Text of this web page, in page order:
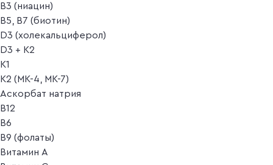
B3 (ниацин)
B5, B7 (биотин)
D3 (холекальциферол)
D3 + K2
K1
K2 (MK-4, MK-7)
Аскорбат натрия
В12
В6
В9 (фолаты)
Витамин A